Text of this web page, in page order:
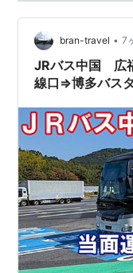
bran-travel • 7
JRバス中国 広
線口⇒博多バス